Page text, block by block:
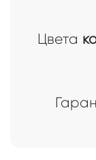
Цвета